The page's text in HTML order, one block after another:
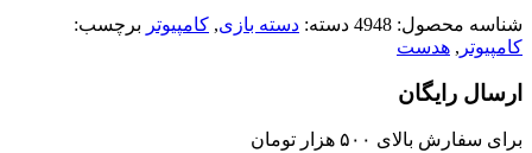
شناسه محصول: 4948 دسته: دسته بازی, کامپیوتر برچسب:
کامپیوتر , هدست
ارسال رایگان
برای سفارش‌ بالای ۵۰۰ هزار تومان